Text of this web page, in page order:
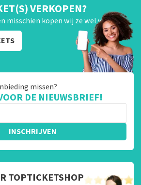
VERKOPEN?
misschien kopen wij ze wel van je!
missen?
DE NIEUWSBRIEF!
INSCHRIJVEN
TOPTICKETSHOP